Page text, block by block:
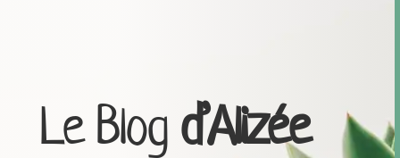
Le Blog d’Alizée